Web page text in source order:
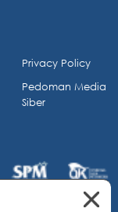
Privacy Policy
Pedoman Media
Siber